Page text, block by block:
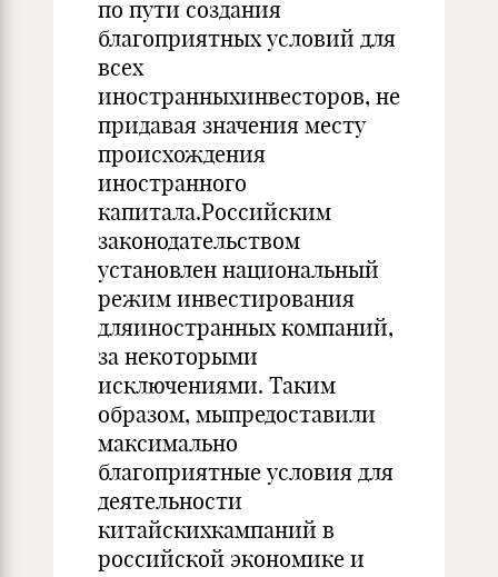
по пути создания
благоприятных условий для
всех
иностранныхинвесторов, не
придавая значения месту
происхождения
иностранного
капитала.Российским
законодательством
установлен национальный
режим инвестирования
дляиностранных компаний,
за некоторыми
исключениями. Таким
образом, мыпредоставили
максимально
благоприятные условия для
деятельности
китайскихкампаний в
российской экономике и